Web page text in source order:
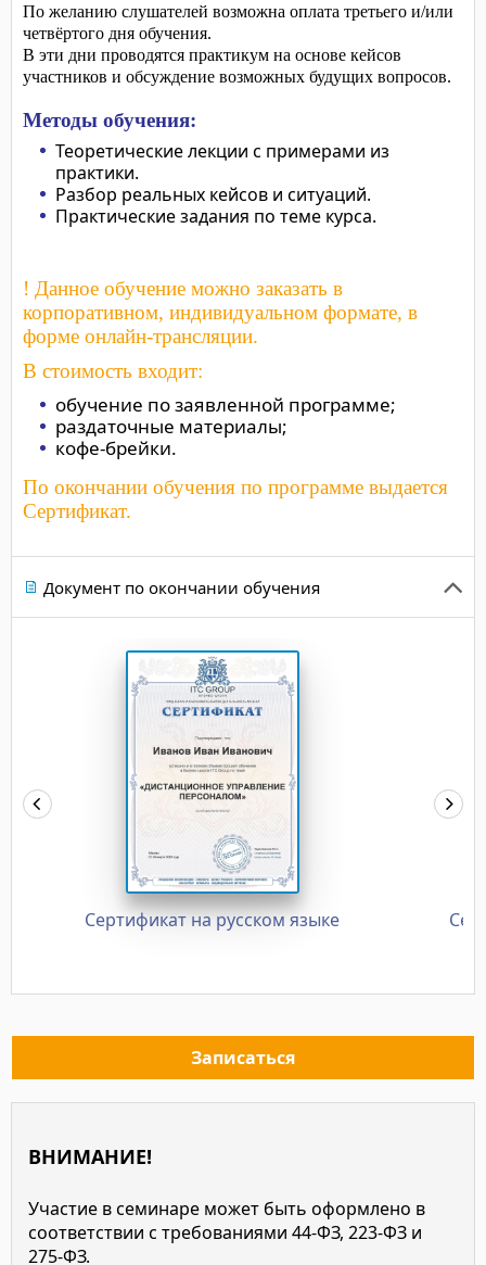
По желанию слушателей возможна оплата третьего и/или
четвёртого дня обучения.
В эти дни проводятся практикум на основе кейсов
участников и обсуждение возможных будущих вопросов.
Методы обучения:
Теоретические лекции с примерами из
практики.
Разбор реальных кейсов и ситуаций.
Практические задания по теме курса.
! Данное обучение можно заказать в
корпоративном, индивидуальном формате, в
форме онлайн-трансляции.
В стоимость входит:
обучение по заявленной программе;
раздаточные материалы;
кофе-брейки.
По окончании обучения по программе выдается
Сертификат.
Документ по окончании обучения
Сертификат на русском языке
Записаться
ВНИМАНИЕ!
Участие в семинаре может быть оформлено в
соответствии с требованиями 44-ФЗ, 223-ФЗ и
275-ФЗ.